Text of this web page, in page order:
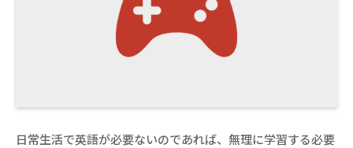
日常生活で英語が必要ないのであれば、無理に学習する必要